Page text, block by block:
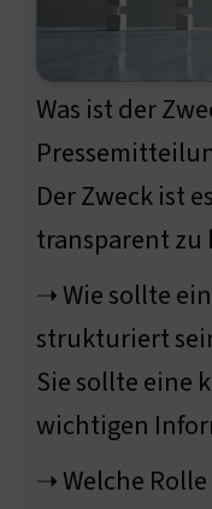
Was ist der
Der Zweck ist
transparent
➝ Wie sollte
strukturiert
Sie sollte eine
wichtigen
➝ Welche